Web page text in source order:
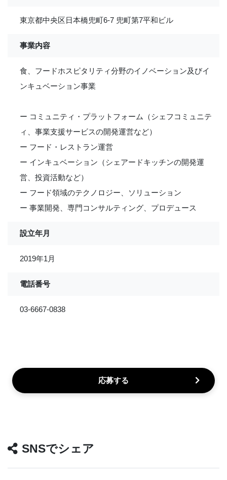
東京都中央区日本橋兜町6-7 兜町第7平和ビル
事業内容
食、フードホスピタリティ分野のイノベーション及びイ
ンキュベーション事業
ー コミュニティ・プラットフォーム（シェフコミュニテ
ィ、事業支援サービスの開発運営など）
ー フード・レストラン運営
ー インキュベーション（シェアードキッチンの開発運
営、投資活動など）
ー フード領域のテクノロジー、ソリューション
ー 事業開発、専門コンサルティング、プロデュース
設立年月
2019年1月
電話番号
03-6667-0838
応募する
SNSでシェア